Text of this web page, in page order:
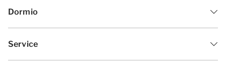
Dormio
Service